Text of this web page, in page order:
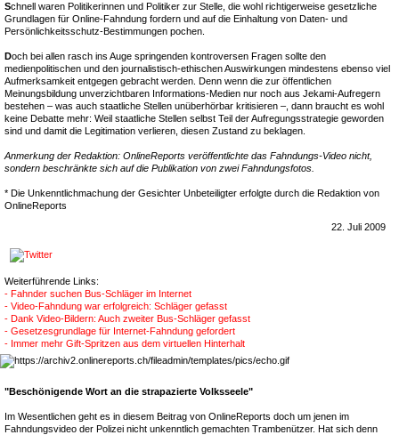
Schnell waren Politikerinnen und Politiker zur Stelle, die wohl richtigerweise gesetzliche
Grundlagen für Online-Fahndung fordern und auf die Einhaltung von Daten- und
Persönlichkeitsschutz-Bestimmungen pochen.
Doch bei allen rasch ins Auge springenden kontroversen Fragen sollte den
medienpolitischen und den journalistisch-ethischen Auswirkungen mindestens ebenso viel
Aufmerksamkeit entgegen gebracht werden. Denn wenn die zur öffentlichen
Meinungsbildung unverzichtbaren Informations-Medien nur noch aus Jekami-Aufregern
bestehen – was auch staatliche Stellen unüberhörbar kritisieren –, dann braucht es wohl
keine Debatte mehr: Weil staatliche Stellen selbst Teil der Aufregungsstrategie geworden
sind und damit die Legitimation verlieren, diesen Zustand zu beklagen.
Anmerkung der Redaktion: OnlineReports veröffentlichte das Fahndungs-Video nicht,
sondern beschränkte sich auf die Publikation von zwei Fahndungsfotos.
* Die Unkenntlichmachung der Gesichter Unbeteiligter erfolgte durch die Redaktion von
OnlineReports
22. Juli 2009
Weiterführende Links:
- Fahnder suchen Bus-Schläger im Internet
- Video-Fahndung war erfolgreich: Schläger gefasst
- Dank Video-Bildern: Auch zweiter Bus-Schläger gefasst
- Gesetzesgrundlage für Internet-Fahndung gefordert
- Immer mehr Gift-Spritzen aus dem virtuellen Hinterhalt
"Beschönigende Wort an die strapazierte Volksseele"
Im Wesentlichen geht es in diesem Beitrag von OnlineReports doch um jenen im
Fahndungsvideo der Polizei nicht unkenntlich gemachten Trambenützer. Hat sich denn